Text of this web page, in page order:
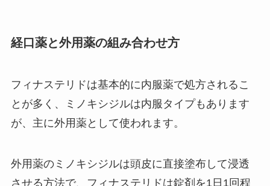
経口薬と外用薬の組み合わせ方
フィナステリドは基本的に内服薬で処方されるこ
とが多く、ミノキシジルは内服タイプもあります
が、主に外用薬として使われます。
外用薬のミノキシジルは頭皮に直接塗布して浸透
させる方法で、フィナステリドは錠剤を1日1回程